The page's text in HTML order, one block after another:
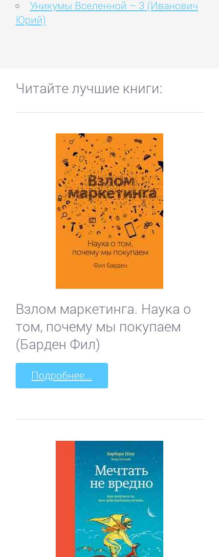
Уникумы Вселенной – 3 (Иванович
Юрий)
Читайте лучшие книги:
Взлом маркетинга. Наука о
том, почему мы покупаем
(Барден Фил)
Подробнее...